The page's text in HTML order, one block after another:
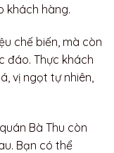
khách hàng.
chế biến, mà còn
đáo. Thực khách
vị ngọt tự nhiên,
Bà Thu còn
Bạn có thể